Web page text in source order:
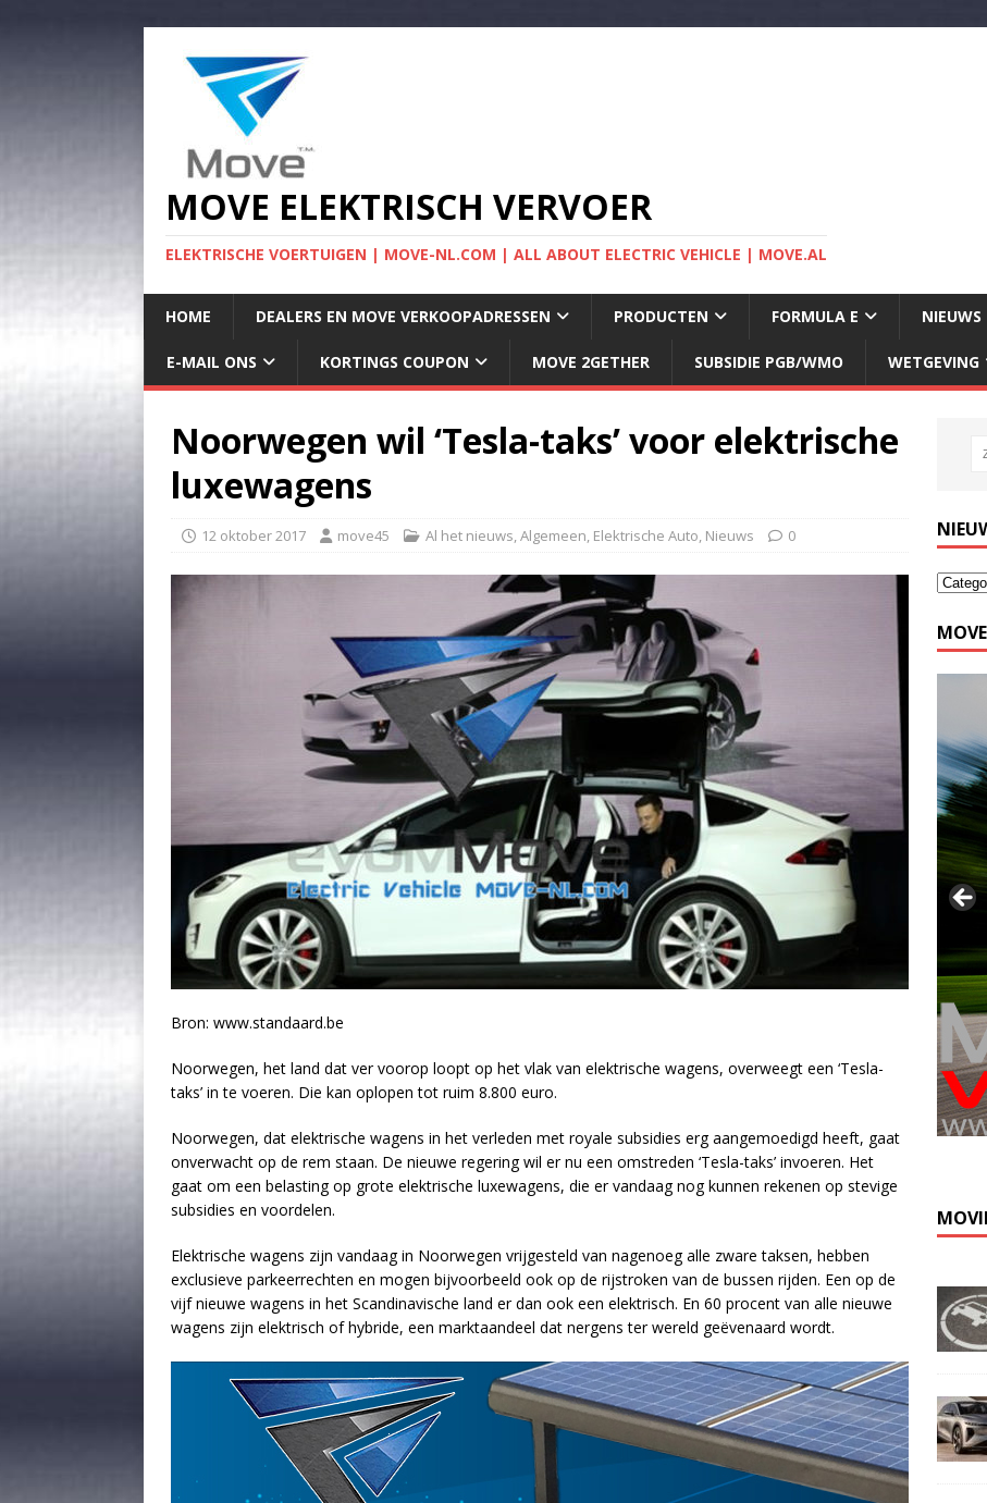
MOVE ELEKTRISCH VERVOER
ELEKTRISCHE VOERTUIGEN | MOVE-NL.COM | ALL ABOUT ELECTRIC VEHICLE | MOVE.AL
HOME DEALERS EN MOVE VERKOOPADRESSEN PRODUCTEN FORMULA E NIEUWS
E-MAIL ONS KORTINGS COUPON MOVE 2GETHER SUBSIDIE PGB/WMO WETGEVING
Noorwegen wil ‘Tesla-taks’ voor elektrische
luxewagens
12 oktober 2017 move45 Al het nieuws,Algemeen, Elektrische Auto, Nieuws 0
Bron: www.standaard.be
Noorwegen, het land dat ver voorop loopt op het vlak van elektrische wagens, overweegt een ‘Tesla-
taks’ in te voeren. Die kan oplopen tot ruim 8.800 euro.
Noorwegen, dat elektrische wagens in het verleden met royale subsidies erg aangemoedigd heeft, gaat
onverwacht op de rem staan. De nieuwe regering wil er nu een omstreden ‘Tesla-taks’ invoeren. Het
gaat om een belasting op grote elektrische luxewagens, die er vandaag nog kunnen rekenen op stevige
subsidies en voordelen.
Elektrische wagens zijn vandaag in Noorwegen vrijgesteld van nagenoeg alle zware taksen, hebben
exclusieve parkeerrechten en mogen bijvoorbeeld ook op de rijstroken van de bussen rijden. Een op de
vijf nieuwe wagens in het Scandinavische land er dan ook een elektrisch. En 60 procent van alle nieuwe
wagens zijn elektrisch of hybride, een marktaandeel dat nergens ter wereld geëvenaard wordt.
Klik